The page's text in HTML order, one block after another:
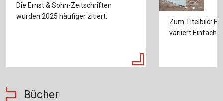
Die Ernst & Sohn-Zeitschriften
wurden 2025 häufiger zitiert.
Zum Titelbild:
variiert Einfach-
Bücher